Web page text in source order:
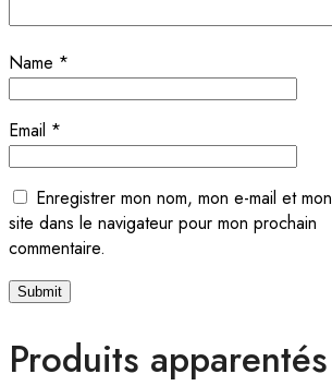
Name *
Email *
Enregistrer mon nom, mon e-mail et mon
site dans le navigateur pour mon prochain
commentaire.
Produits apparentés